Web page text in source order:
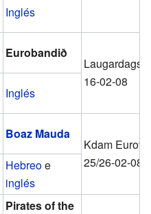
Inglés
Eurobandið
16-02-08
Inglés
Boaz Mauda
Kdam
25/26-02-08
Hebreoe
inglés
Pirates of the